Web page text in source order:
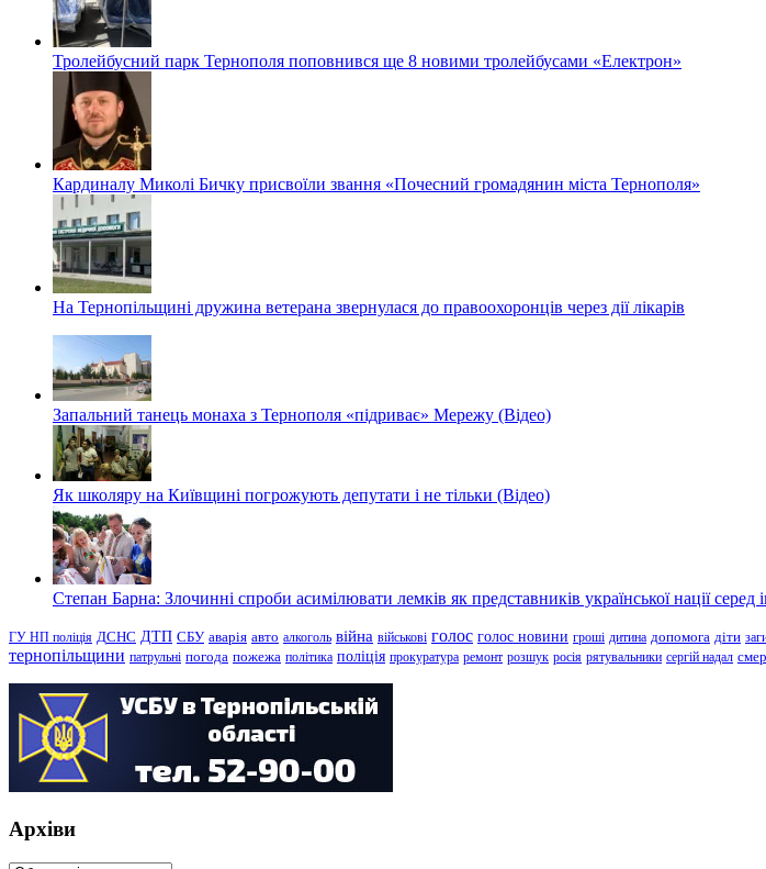
Тролейбусний парк Тернополя поповнився ще 8 новими тролейбусами «Електрон»
Кардиналу Миколі Бичку присвоїли звання «Почесний громадянин міста Тернополя»
На Тернопільщині дружина ветерана звернулася до правоохоронців через дії лікарів
Запальний танець монаха з Тернополя «підриває» Мережу (Відео)
Як школяру на Київщині погрожують депутати і не тільки (Відео)
Степан Барна: Злочинні спроби асимілювати лемків як представників української нації
ГУ НП поліція ДСНС ДТП СБУ аварія авто алкоголь війна військові голос голос новини гроші дитина допомога діти
тернопільщини патрульні погода пожежа політика поліція прокуратура ремонт розшук росія рятувальники сергій надал
Архіви